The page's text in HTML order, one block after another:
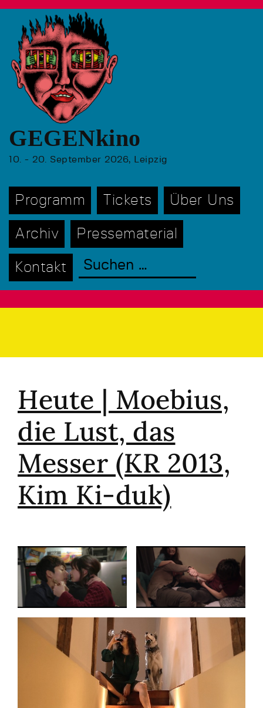
GEGENkino
10. - 20. September 2026, Leipzig
Programm Tickets Über Uns
Archiv Pressematerial
Kontakt
Heute | Moebius,
die Lust, das
Messer (KR 2013,
Kim Ki-duk)